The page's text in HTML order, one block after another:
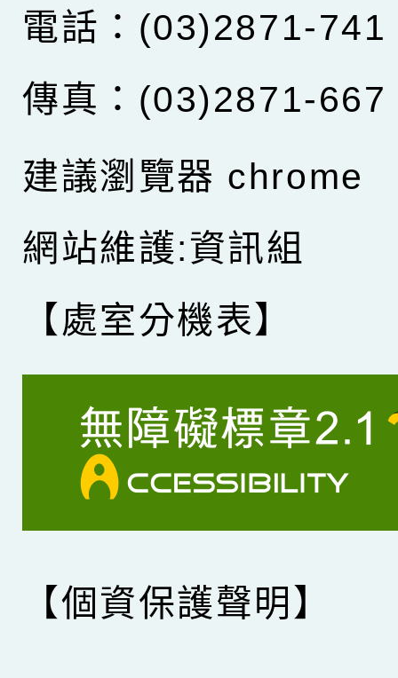
電話：(03)2871-741
傳真：(03)2871-667
建議瀏覽器 chrome
網站維護:資訊組
【處室分機表】
【個資保護聲明】